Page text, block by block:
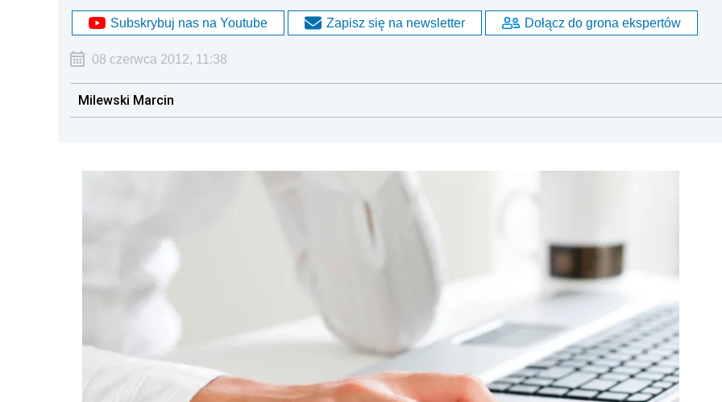
Subskrybuj nas na Youtube Zapisz się na newsletter Dołącz do grona ekspertów
08 czerwca 2012, 11:38
Milewski Marcin